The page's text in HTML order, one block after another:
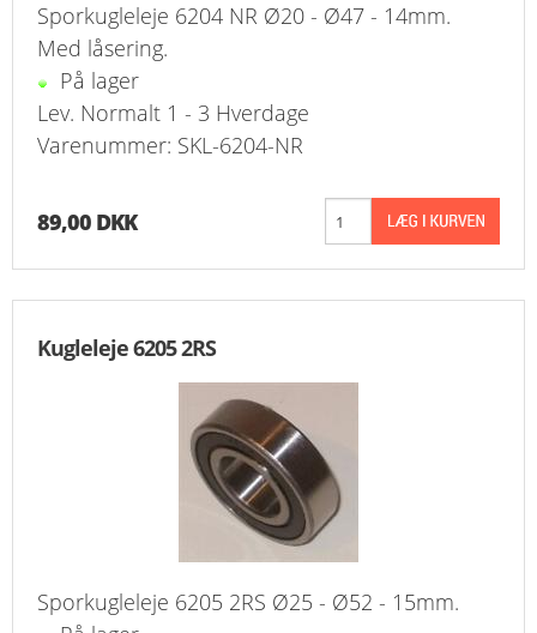
Sporkugleleje 6204 NR Ø20 - Ø47 - 14mm.
Med låsering.
På lager
Lev. Normalt 1 - 3 Hverdage
Varenummer: SKL-6204-NR
89,00 DKK
Kugleleje 6205 2RS
Sporkugleleje 6205 2RS Ø25 - Ø52 - 15mm.